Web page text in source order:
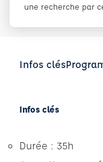
une recherche par
Infos clés
Infos clés
Durée : 35h